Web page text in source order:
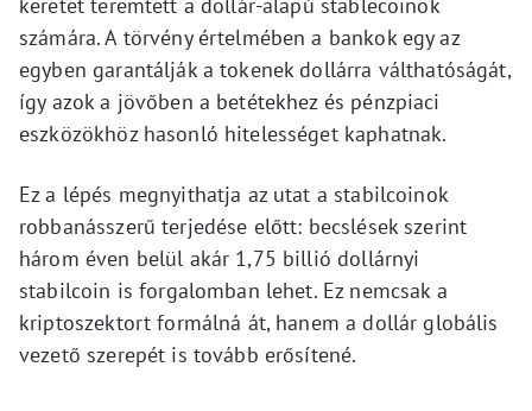
számára. A törvény értelmében a bankok egy az
egyben garantálják a tokenek dollárra válthatóságát,
így azok a jövőben a betétekhez és pénzpiaci
eszközökhöz hasonló hitelességet kaphatnak.
Ez a lépés megnyithatja az utat a stabilcoinok
robbanásszerű terjedése előtt: becslések szerint
három éven belül akár 1,75 billió dollárnyi
stabilcoin is forgalomban lehet. Ez nemcsak a
kriptoszektort formálná át, hanem a dollár globális
vezető szerepét is tovább erősítené.